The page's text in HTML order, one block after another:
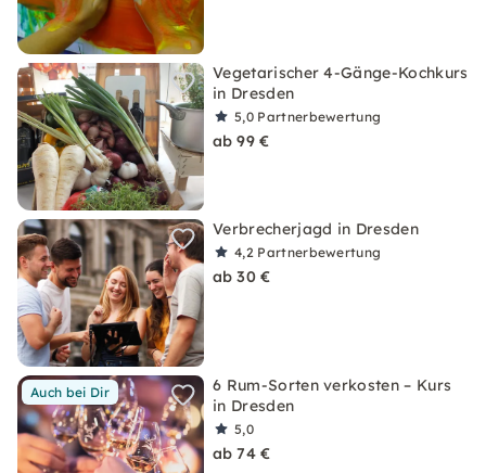
Vegetarischer 4-Gänge-Kochkurs
in Dresden
5,0 Partnerbewertung
ab 99 €
Verbrecherjagd in Dresden
4,2 Partnerbewertung
ab 30 €
Auch bei Dir
6 Rum-Sorten verkosten – Kurs
in Dresden
5,0
ab 74 €